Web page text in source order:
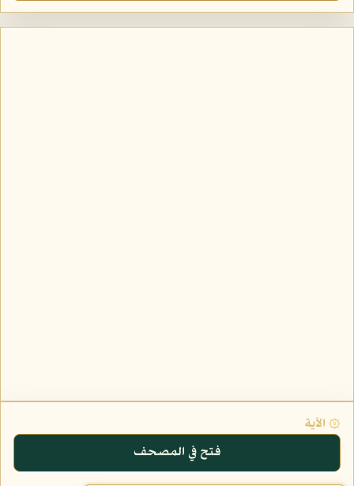
۞ الآية
فتح في المصحف